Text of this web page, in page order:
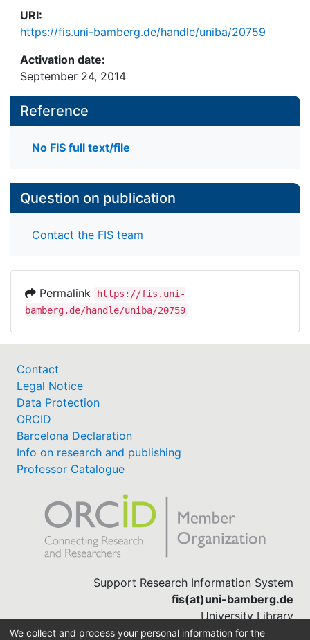
URI:
https://fis.uni-bamberg.de/handle/uniba/20759
Activation date:
September 24, 2014
Reference
No FIS full text/file
Question on publication
Contact the FIS team
Permalink
https://fis.uni-
bamberg.de/handle/uniba/20759
Contact
Legal Notice
Data Protection
ORCID
Barcelona Declaration
Info on research and publishing
Professor Catalogue
Support Research Information System
fis(at)uni-bamberg.de
University Library
(0951) 863-1568
We collect and process your personal information for the